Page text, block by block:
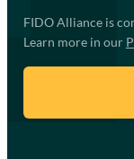
FIDO Alliance is
Learn more in our